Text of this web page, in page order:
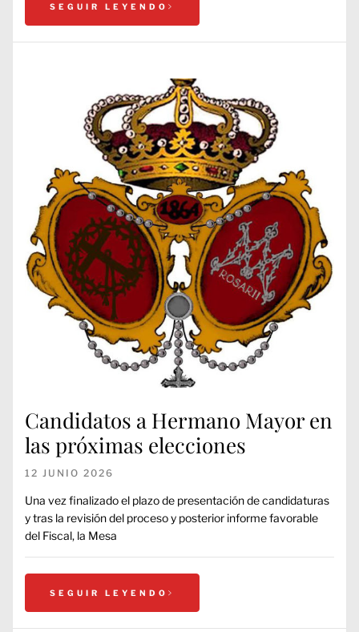
SEGUIR LEYENDO
Candidatos a Hermano Mayor en
las próximas elecciones
12 JUNIO 2026
Una vez finalizado el plazo de presentación de candidaturas
y tras la revisión del proceso y posterior informe favorable
del Fiscal, la Mesa
SEGUIR LEYENDO